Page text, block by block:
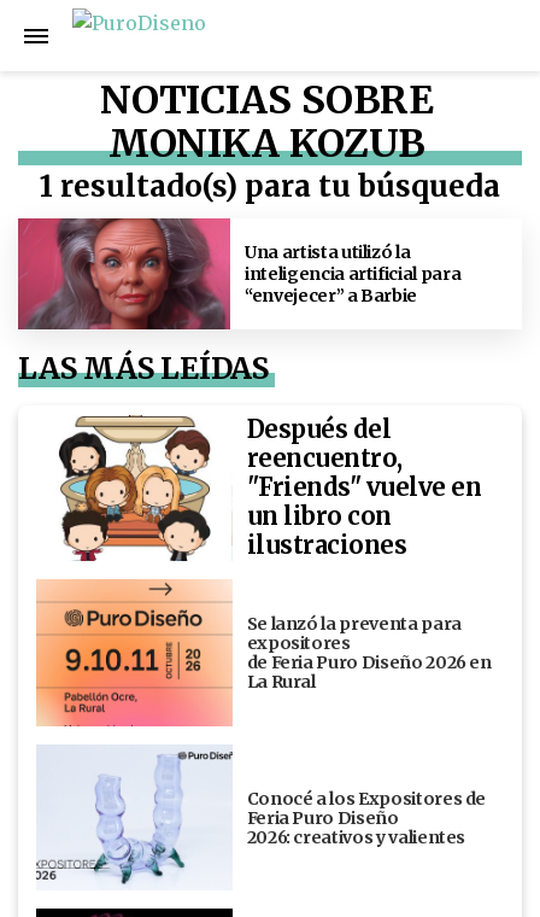
NOTICIAS SOBRE
MONIKA KOZUB
1 resultado(s) para tu búsqueda
Una artista utilizó la
inteligencia artificial para
“envejecer” a Barbie
LAS MÁS LEÍDAS
Después del
reencuentro,
"Friends" vuelve en
un libro con
ilustraciones
Se lanzó la preventa para
expositores
de Feria Puro Diseño 2026 en
La Rural
Conocé a los Expositores de
Feria Puro Diseño
2026: creativos y valientes